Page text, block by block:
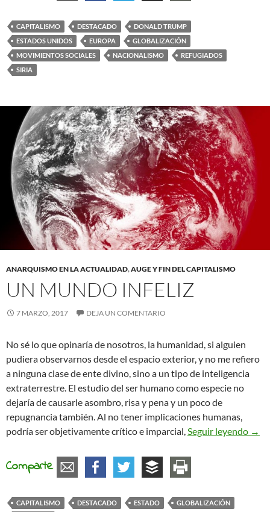
CAPITALISMO DESTACADO
DONALD TRUMP
ESTADOS UNIDOS
EUROPA
GLOBALIZACIÓN
MOVIMIENTOS SOCIALES
NACIONALISMO
REFUGIADOS
SIRIA
ANARQUISMO EN LA ACTUALIDAD,AUGE Y FIN DEL CAPITALISMO
UN MUNDO INFELIZ
7 MARZO, 2017 DEJA UN COMENTARIO
No sé lo que opinaría de nosotros, la humanidad, si alguien
pudiera observarnos desde el espacio exterior, y no me refiero
a ninguna clase de ente divino, sino a un tipo de inteligencia
extraterrestre. El estudio del ser humano como especie no
dejaría de causarle asombro, risa y pena y un poco de
repugnancia también. Al no tener implicaciones humanas,
podría ser objetivamente crítico e imparcial, Seguir leyendo Un
→
Comparte
CAPITALISMO DESTACADO ESTADO
GLOBALIZACIÓN